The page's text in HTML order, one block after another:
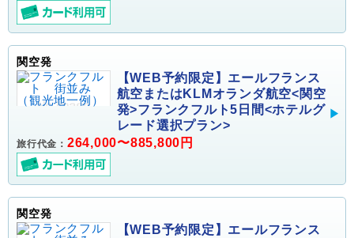
関空発
【WEB予約限定】エールフランス
航空またはKLMオランダ航空<関空
発>フランクフルト5日間<ホテルグ
レード選択プラン>
旅行代金： 264,000〜885,800円
関空発
【WEB予約限定】エールフランス